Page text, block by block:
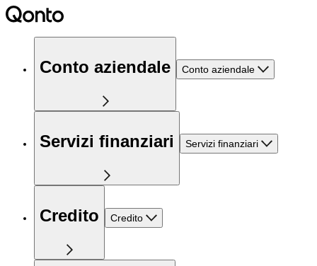
Conto aziendale Conto aziendale
Servizi finanziari Servizi finanziari
Credito Credito